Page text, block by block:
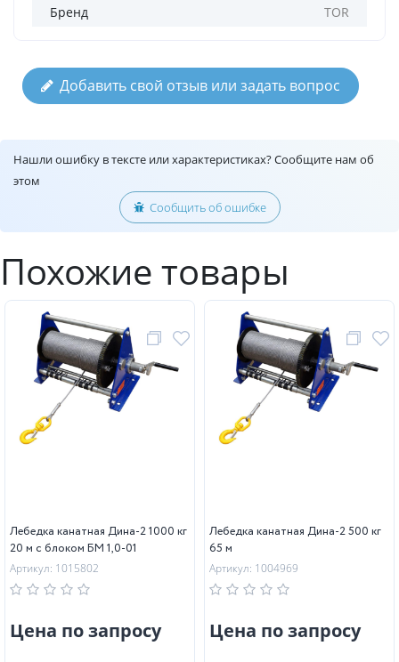
Бренд TOR
Добавить свой отзыв или задать вопрос
Нашли ошибку в тексте или характеристиках? Сообщите нам об
этом
Сообщить об ошибке
Похожие товары
Лебедка канатная Дина-2 1000 кг
20 м с блоком БМ 1,0-01
Артикул: 1015802
Цена по запросу
Лебедка канатная Дина-2 500 кг
65 м
Артикул: 1004969
Цена по запросу